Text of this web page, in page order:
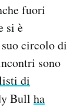
fuori
si è
circolo di
sono
di
Bull ha